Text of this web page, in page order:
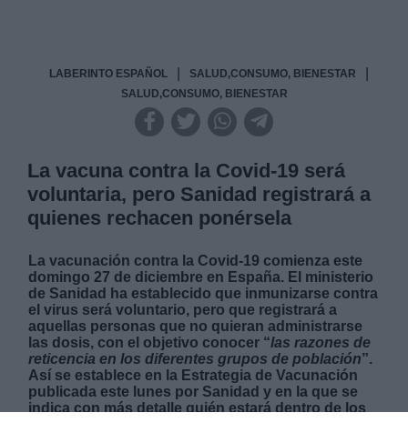
LABERINTO ESPAÑOL SALUD,CONSUMO, BIENESTAR
SALUD,CONSUMO, BIENESTAR
La vacuna contra la Covid-19 será
voluntaria, pero Sanidad registrará a
quienes rechacen ponérsela
La vacunación contra la Covid-19 comienza este
domingo 27 de diciembre en España. El ministerio
de Sanidad ha establecido que inmunizarse contra
el virus será voluntario, pero que registrará a
aquellas personas que no quieran administrarse
las dosis, con el objetivo conocer “las razones de
reticencia en los diferentes grupos de población”.
Así se establece en la Estrategia de Vacunación
publicada este lunes por Sanidad y en la que se
indica con más detalle quién estará dentro de los